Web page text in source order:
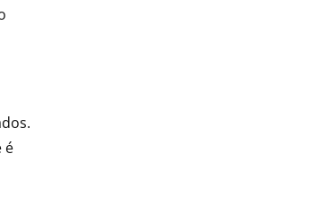
é